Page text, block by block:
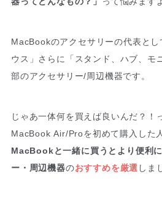
MacBookのアクセサリーの代表と
ウス」さらに「スタンド、ハブ、モ
部のアクセサリー/周辺機器です。
じゃあ一体何を買えば良いんだ？！
MacBook Air/Proを初めて購入した
MacBookと一緒に買うとより便利
ー・周辺機器のおすすめを厳選 しま